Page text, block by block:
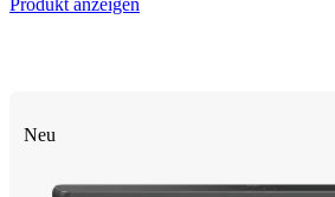
Produkt anzeigen
Neu